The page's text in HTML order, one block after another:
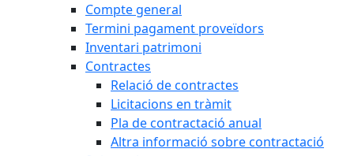
Compte general
Termini pagament proveïdors
Inventari patrimoni
Contractes
Relació de contractes
Licitacions en tràmit
Pla de contractació anual
Altra informació sobre contractació